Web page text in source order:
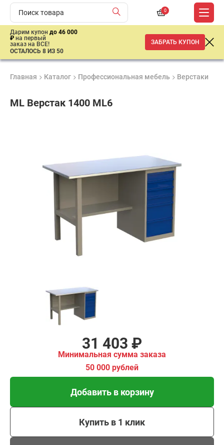
0
Дарим купон до 46 000
₽ на первый
заказ на ВСЕ!
ОСТАЛОСЬ 8 ИЗ 50
ЗАБРАТЬ КУПОН
Главная Каталог Профессиональная мебель Верстаки
ML Верстак 1400 ML6
31 403 ₽
Минимальная сумма заказа
50 000 рублей
Добавить в корзину
Купить в 1 клик
Купить в 1 клик
В кредит от 1 047 руб/
мес